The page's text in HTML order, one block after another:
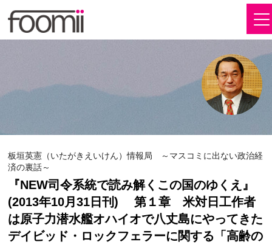
板垣英憲（いたがきえいけん）情報局 ～マスコミに出ない政治経
済の裏話～
『NEW司令系統で読み解くこの国のゆくえ』
(2013年10月31日刊) 第１章 米対日工作者
は原子力潜水艦オハイオで八丈島にやってきた
デイビッド・ロックフェラーに関する「高齢の